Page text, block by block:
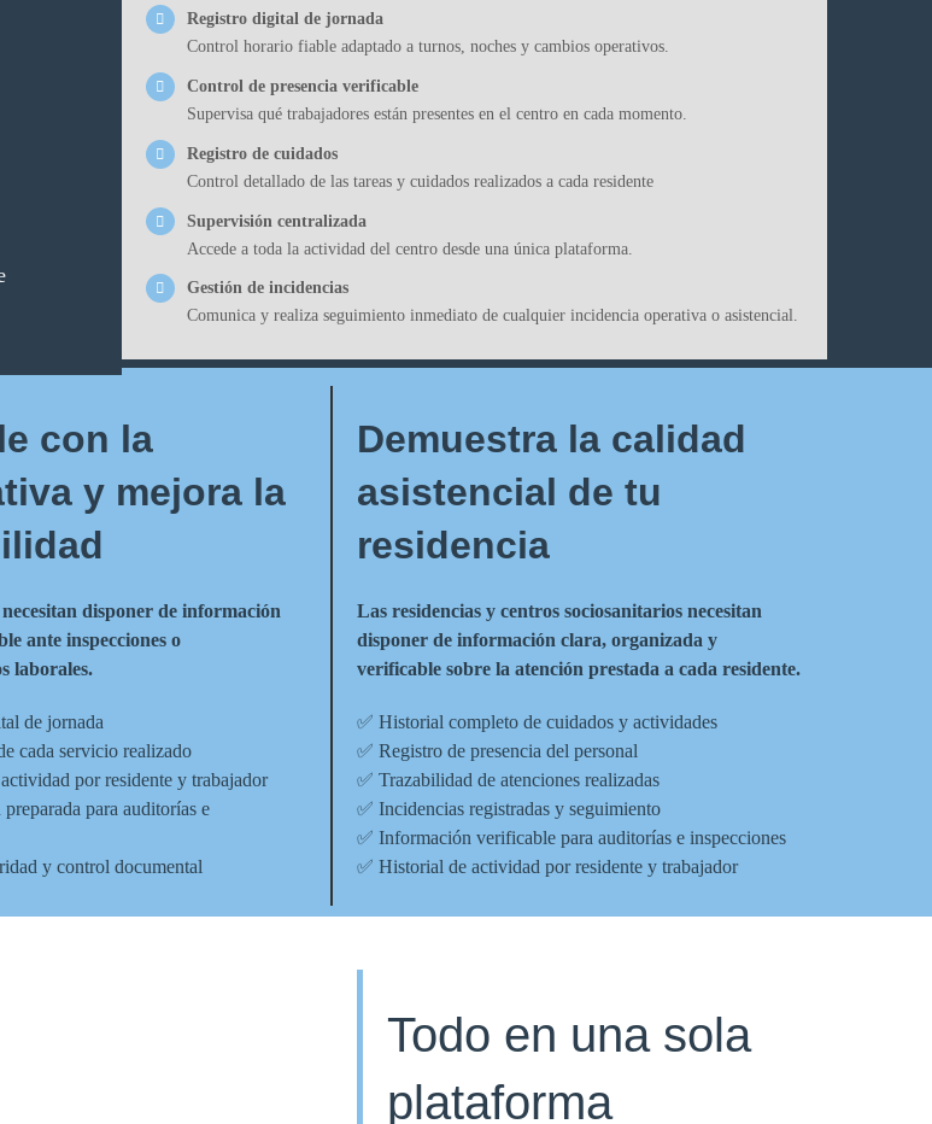
Registro digital de jornada
Control horario fiable adaptado a turnos, noches y cambios operativos.
Control de presencia verificable
Supervisa qué trabajadores están presentes en el centro en cada momento.
Registro de cuidados
Control detallado de las tareas y cuidados realizados a cada residente
Supervisión centralizada
Accede a toda la actividad del centro desde una única plataforma.
Gestión de incidencias
Comunica y realiza seguimiento inmediato de cualquier incidencia operativa o asistencial.
con la
y mejora la
disponer de información
ante inspecciones o
laborales.
de jornada
cada servicio realizado
por residente y trabajador
para auditorías e
y control documental
Demuestra la calidad
asistencial de tu
residencia
Las residencias y centros sociosanitarios necesitan
disponer de información clara, organizada y
verificable sobre la atención prestada a cada residente.
✅ Historial completo de cuidados y actividades
✅ Registro de presencia del personal
✅ Trazabilidad de atenciones realizadas
✅ Incidencias registradas y seguimiento
✅ Información verificable para auditorías e inspecciones
✅ Historial de actividad por residente y trabajador
Todo en una sola
plataforma